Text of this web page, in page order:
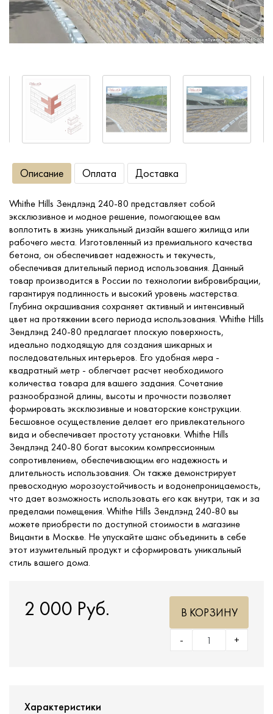
Сопутствующие товары
О компании
Услуги
Оплата
Портфолио
Доставка
Контакты
Описание Оплата Доставка
Whithe Hills Зендлэнд 240-80 представляет собой
эксклюзивное и модное решение, помогающее вам
воплотить в жизнь уникальный дизайн вашего жилища или
рабочего места. Изготовленный из премиального качества
бетона, он обеспечивает надежность и текучесть,
обеспечивая длительный период использования. Данный
товар производится в России по технологии вибровибрации,
гарантируя подлинность и высокий уровень мастерства.
Глубина окрашивания сохраняет активный и интенсивный
цвет на протяжении всего периода использования. Whithe Hills
Зендлэнд 240-80 предлагает плоскую поверхность,
идеально подходящую для создания шикарных и
последовательных интерьеров. Его удобная мера -
квадратный метр - облегчает расчет необходимого
количества товара для вашего задания. Сочетание
разнообразной длины, высоты и прочности позволяет
формировать эксклюзивные и новаторские конструкции.
Бесшовное осуществление делает его привлекательного
вида и обеспечивает простоту установки. Whithe Hills
Зендлэнд 240-80 богат высоким компрессионным
сопротивлением, обеспечивающим его надежность и
длительность использования. Он также демонстрирует
превосходную морозоустойчивость и водонепроницаемость,
что дает возможность использовать его как внутри, так и за
пределами помещения. Whithe Hills Зендлэнд 240-80 вы
можете приобрести по доступной стоимости в магазине
Вицанти в Москве. Не упускайте шанс объединить в себе
этот изумительный продукт и сформировать уникальный
стиль вашего дома.
2 000 Руб.
+
-
В КОРЗИНУ
Характеристики